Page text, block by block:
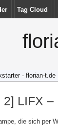
Tag Cloud
- florian-t.de
2] LIFX
die sich per